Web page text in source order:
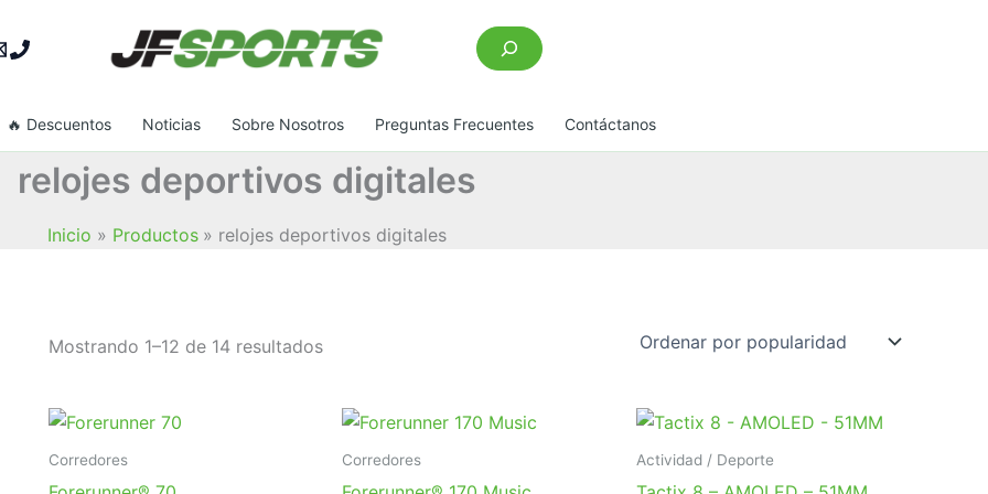
Buscar
🔥 Descuentos Noticias Sobre Nosotros Preguntas Frecuentes Contáctanos
relojes deportivos digitales
Inicio Productos relojes deportivos digitales
Mostrando 1–12 de 14 resultadosOrdenado
Corredores Corredores Actividad / Deporte